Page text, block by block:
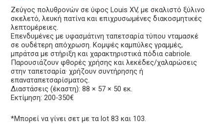
Ζεύγος πολυθρονών σε ύφος Louis XV, με σκαλιστό ξύλινο
σκελετό, λευκή πατίνα και επιχρυσωμένες διακοσμητικές
λεπτομέρειες.
Επενδυμένες με υφασμάτινη ταπετσαρία τύπου νταμασκέ
σε ουδέτερη απόχρωση. Κομψές καμπύλες γραμμές,
μπράτσα με στήριξη και χαρακτηριστικά πόδια cabriole.
Παρουσιάζουν φθορές χρήσης και λεκέδες/χαλαρώσεις
στην ταπετσαρία· χρήζουν συντήρησης ή
επαναταπετσαρίσματος.
Διαστάσεις (έκαστη): 88 × 57 × 50 εκ.
Εκτίμηση: 200-350€
*Μπορεί να γίνει σετ με τα lot 83 και 103.